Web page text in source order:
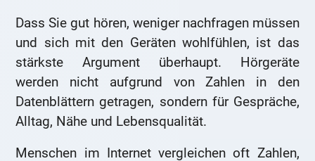
Dass Sie gut hören, weniger nachfragen müssen
und sich mit den Geräten wohlfühlen, ist das
stärkste Argument überhaupt. Hörgeräte
werden nicht aufgrund von Zahlen in den
Datenblättern getragen, sondern für Gespräche,
Alltag, Nähe und Lebensqualität.
Menschen im Internet vergleichen oft Zahlen,